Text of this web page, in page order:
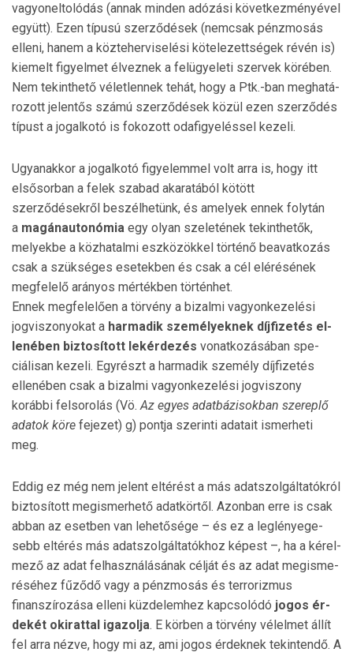
vagyoneltolódás (annak min­den adózási következményével
együtt). Ezen tí­pusú szer­ződések (nemcsak pénzmosás
elleni, ha­nem a közteherviselési kötelezettségek révén is)
kiemelt figyelmet élveznek a felügyeleti szervek körében.
Nem tekinthető véletlennek tehát, hogy a Ptk.-ban megha­tá­
rozott jelentős számú szer­ződések közül ezen szerződés
típust a jogalkotó is fokozott odafigyeléssel kezeli.
Ugyanakkor a jogalkotó figyelemmel volt arra is, hogy itt
elsősorban a felek szabad akaratából kötött
szerződésekről beszélhetünk, és amelyek ennek folytán
a magánauto­nó­mia egy olyan szeletének tekinthetők,
melyekbe a közha­talmi eszközökkel történő beavatkozás
csak a szükséges esetekben és csak a cél elérésének
megfelelő arányos mér­tékben történhet.
Ennek megfelelően a törvény a bizalmi vagyonkezelési
jogviszonyokat a harmadik személyeknek díjfizetés el­
le­nében biztosított lekérdezés vonatkozásában spe­
ciálisan kezeli. Egyrészt a harmadik személy díjfizetés
ellenében csak a bizalmi vagyonkezelési jogviszony
korábbi felsorolás (Vö.Az egyes adatbázisokban szereplő
adatok köre fejezet) g) pontja szerinti adatait ismerheti
meg.
Eddig ez még nem jelent eltérést a más adatszolgáltatókról
biztosított megismerhető adatkörtől. Azonban erre is csak
abban az esetben van lehetősége – és ez a leg­lénye­ge­
sebb eltérés más adatszolgáltatókhoz képest –, ha a ké­rel­
mező az adat felhasználásának célját és az adat megisme­
réséhez fűződő vagy a pénzmosás és terrorizmus
finanszírozása elleni küzdelemhez kapcsolódó jogos ér­
dekét ok­irattal igazolja. E körben a törvény vélelmet állít
fel arra nézve, hogy mi az, ami jogos érdeknek te­kintendő. A